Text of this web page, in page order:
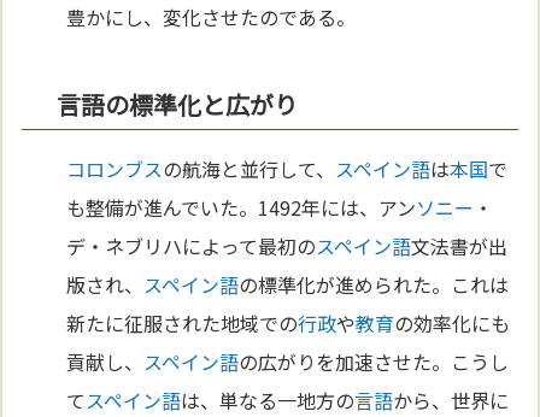
豊かにし、変化させたのである。
言語の標準化と広がり
コロンブスの航海と並行して、 スペイン語は本国で
も整備が進んでいた。1492年には、アンソニー ・
デ・ネブリハによって最初のスペイン語文法書が出
版され、 スペイン語の標準化が進められた。これは
新たに征服された地域での行政や教育の効率化にも
貢献し、 スペイン語の広がりを加速させた。こうし
てスペイン語は、単なる一地方の言語から、世界に